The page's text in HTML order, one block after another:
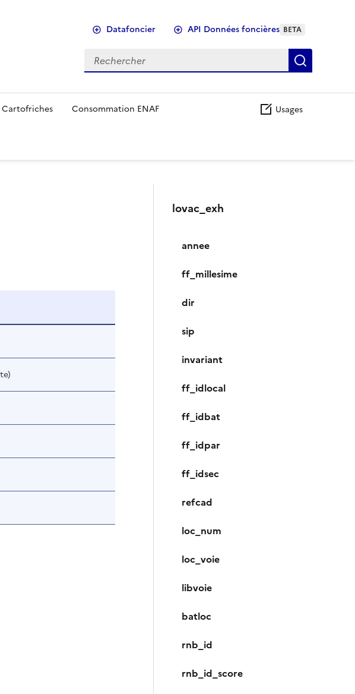
Datafoncier API Données foncières BETA
Rechercher
Cartofriches Consommation ENAF Usages
lovac_exh
annee
ff_millesime
dir
sip
invariant
ff_idlocal
ff_idbat
ff_idpar
ff_idsec
refcad
loc_num
loc_voie
libvoie
batloc
rnb_id
rnb_id_score